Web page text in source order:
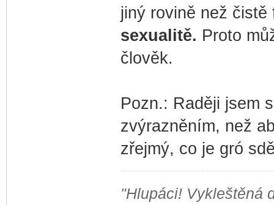
jiný rovině než
sexualitě. Proto
člověk.
Pozn.: Raději jsem
zvýrazněním, než
zřejmý, co je gró
"Hlupáci! Vykleštěná